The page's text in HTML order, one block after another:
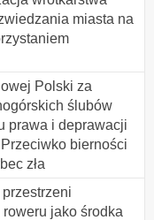
miasta na
Polski za
ślubów
prawa i deprawacji
bierności
zła
jako środka